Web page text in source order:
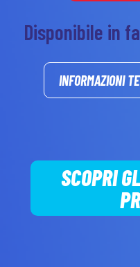
Disponibile in
INFORMAZIONI
SCOPRI